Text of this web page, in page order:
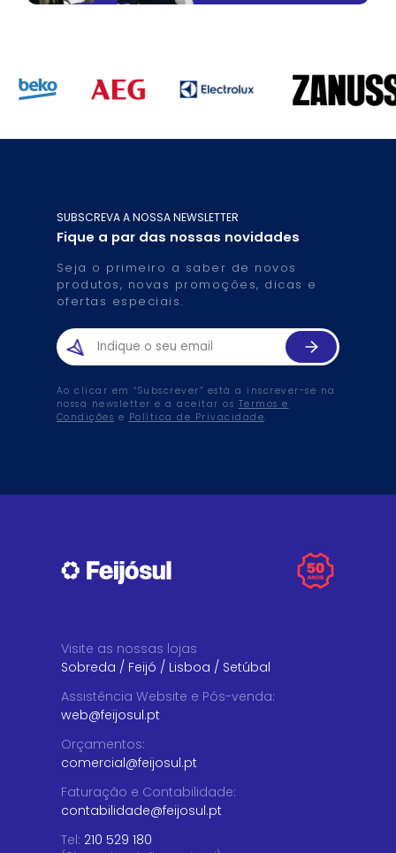
SUBSCREVA A NOSSA NEWSLETTER
Fique a par das nossas novidades
Seja o primeiro a saber de novos
produtos, novas promoções, dicas e
ofertas especiais.
Ao clicar em “Subscrever” está a inscrever-se na
nossa newsletter e a aceitar os Termos e
Condições e Política de Privacidade.
Visite as nossas lojas
Sobreda / Feijó / Lisboa / Setúbal
Assistência Website e Pós-venda:
web@feijosul.pt
Orçamentos:
comercial@feijosul.pt
Faturação e Contabilidade:
contabilidade@feijosul.pt
Tel: 210 529 180